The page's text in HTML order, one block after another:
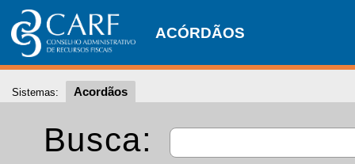
ACÓRDÃOS
Sistemas: Acordãos
Busca: